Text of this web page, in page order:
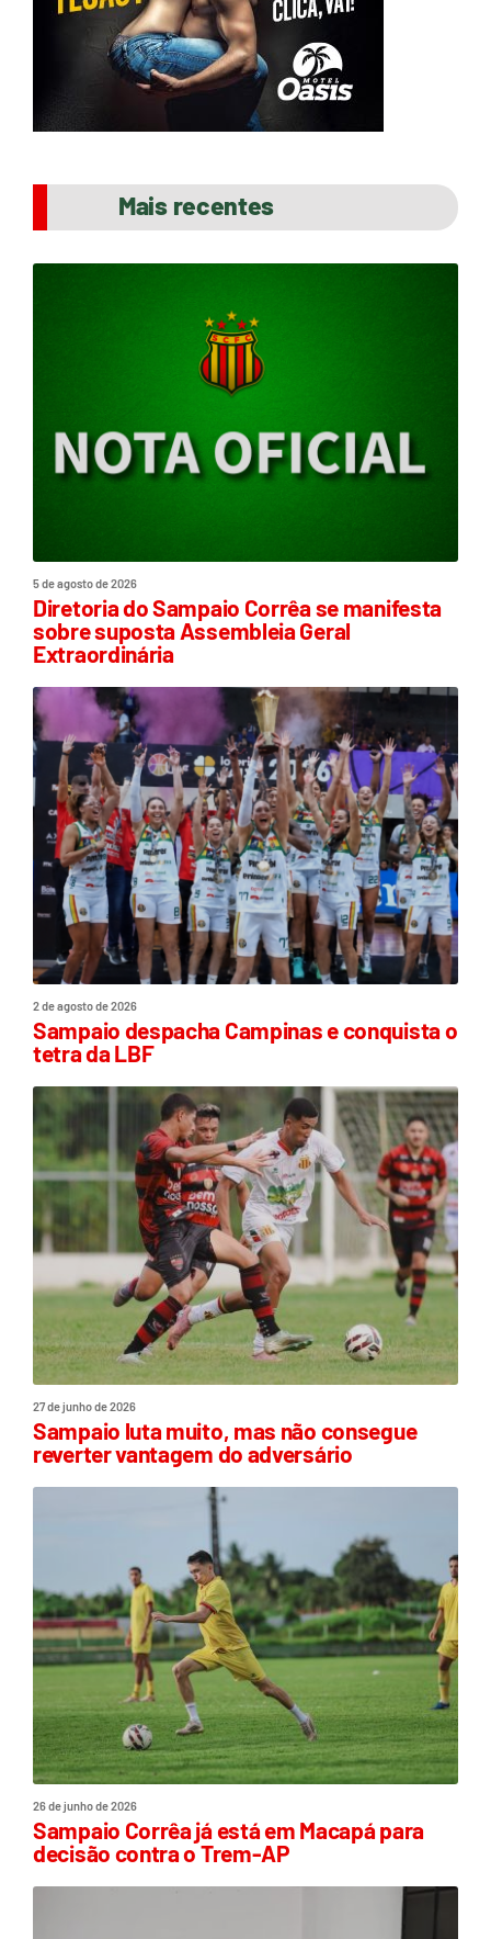
Mais recentes
5 de agosto de 2026
Diretoria do Sampaio Corrêa se manifesta
sobre suposta Assembleia Geral
Extraordinária
2 de agosto de 2026
Sampaio despacha Campinas e conquista o
tetra da LBF
27 de junho de 2026
Sampaio luta muito, mas não consegue
reverter vantagem do adversário
26 de junho de 2026
Sampaio Corrêa já está em Macapá para
decisão contra o Trem-AP